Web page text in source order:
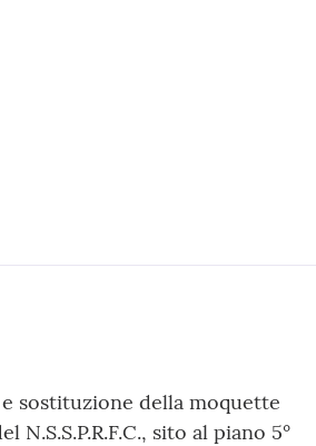
sostituzione della moquette
sito al piano 5°